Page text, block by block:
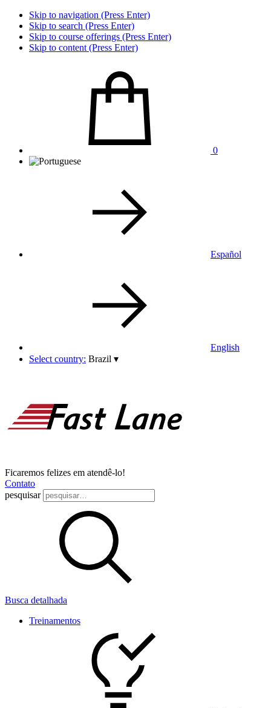
Skip to navigation (Press Enter)
Skip to search (Press Enter)
Skip to course offerings (Press Enter)
Skip to content (Press Enter)
0
Español
English
Select country: Brazil ▾
Ficaremos felizes em atendê-lo!
Contato
pesquisar
Busca detalhada
Treinamentos